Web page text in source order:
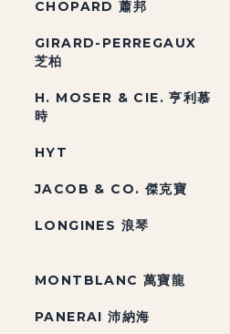
CHOPARD 蕭邦
GIRARD-PERREGAUX
芝柏
H. MOSER & CIE. 亨利慕
時
HYT
JACOB & CO. 傑克寶
LONGINES 浪琴
MONTBLANC 萬寶龍
PANERAI 沛納海